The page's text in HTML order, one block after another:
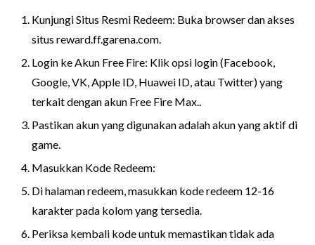
Kunjungi Situs Resmi Redeem: Buka browser dan akses
situs reward.ff.garena.com.
Login ke Akun Free Fire: Klik opsi login (Facebook,
Google, VK, Apple ID, Huawei ID, atau Twitter) yang
terkait dengan akun Free Fire Max..
Pastikan akun yang digunakan adalah akun yang aktif di
game.
Masukkan Kode Redeem:
Di halaman redeem, masukkan kode redeem 12-16
karakter pada kolom yang tersedia.
Periksa kembali kode untuk memastikan tidak ada